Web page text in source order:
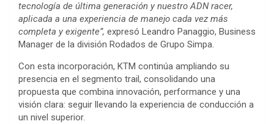
tecnología de última generación y nuestro ADN racer,
aplicada a una experiencia de manejo cada vez más
completa y exigente”, expresó Leandro Panaggio, Business
Manager de la división Rodados de Grupo Simpa.
Con esta incorporación, KTM continúa ampliando su
presencia en el segmento trail, consolidando una
propuesta que combina innovación, performance y una
visión clara: seguir llevando la experiencia de conducción a
un nivel superior.